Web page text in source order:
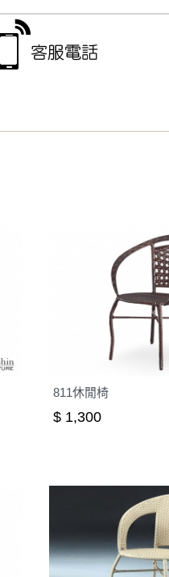
811休閒椅
$ 1,300